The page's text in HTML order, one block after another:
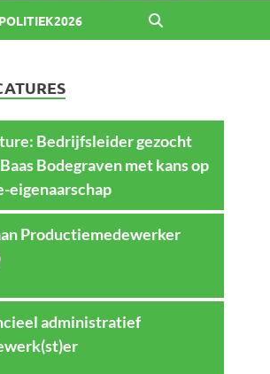
POLITIEK2026
Bedrijfsleider gezocht
Bodegraven met kans op
eigenaarschap
Productiemedewerker
administratief